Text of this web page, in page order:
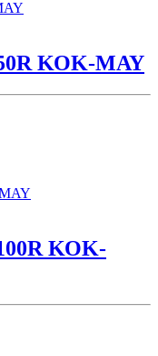
ΚΟΚ-ΜΑΥ
ΚΟΚ-